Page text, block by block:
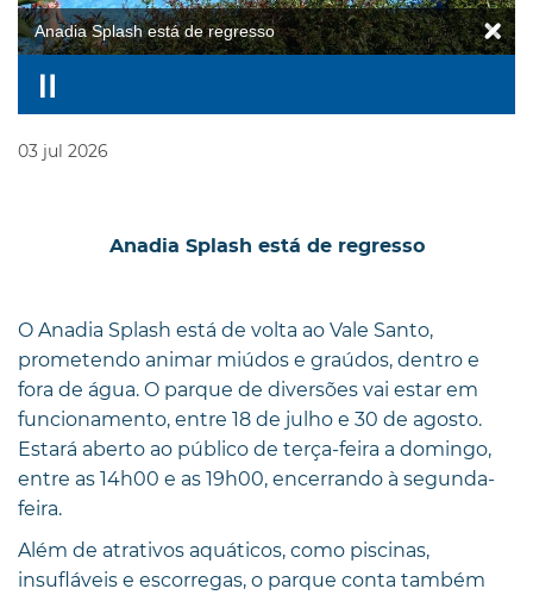
Anadia Splash está de regresso
03 jul 2026
Anadia Splash está de regresso
O Anadia Splash está de volta ao Vale Santo,
prometendo animar miúdos e graúdos, dentro e
fora de água. O parque de diversões vai estar em
funcionamento, entre 18 de julho e 30 de agosto.
Estará aberto ao público de terça-feira a domingo,
entre as 14h00 e as 19h00, encerrando à segunda-
feira.
Além de atrativos aquáticos, como piscinas,
insufláveis e escorregas, o parque conta também